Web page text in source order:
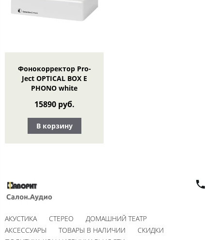
Фонокорректор Pro-
Ject OPTICAL BOX E
PHONO white
15890 руб.
В корзину
АКУСТИКА СТЕРЕО
ДОМАШНИЙ ТЕАТР
АКСЕССУАРЫ
ТОВАРЫ В НАЛИЧИИ
СКИДКИ